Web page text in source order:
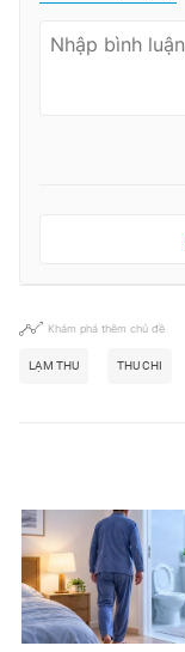
Khám phá thêm chủ đề
LẠM THU THU CHI